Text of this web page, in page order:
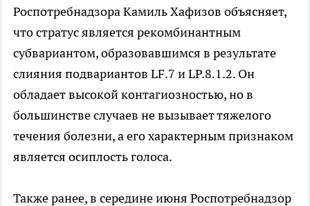
Роспотребнадзора Камиль Хафизов объясняет,
что стратус является рекомбинантным
субвариантом, образовавшимся в результате
слияния подвариантов LF.7 и LP.8.1.2. Он
обладает высокой контагиозностью, но в
большинстве случаев не вызывает тяжелого
течения болезни, а его характерным признаком
является осиплость голоса.
Также ранее, в середине июня Роспотребнадзор